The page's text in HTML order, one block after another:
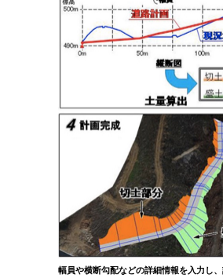
幅員や横断勾配などの詳細情報を入力し